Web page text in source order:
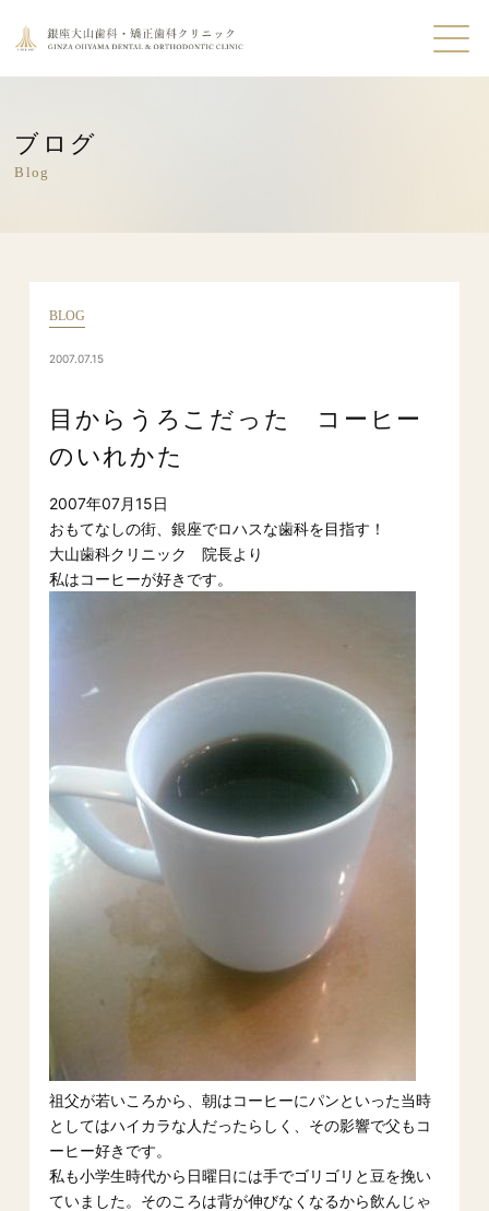
ブログ
Blog
BLOG
2007.07.15
目からうろこだった コーヒー
のいれかた
2007年07月15日
おもてなしの街、銀座でロハスな歯科を目指す！
大山歯科クリニック 院長より
私はコーヒーが好きです。
祖父が若いころから、朝はコーヒーにパンといった当時
としてはハイカラな人だったらしく、その影響で父もコ
ーヒー好きです。
私も小学生時代から日曜日には手でゴリゴリと豆を挽い
ていました。そのころは背が伸びなくなるから飲んじゃ